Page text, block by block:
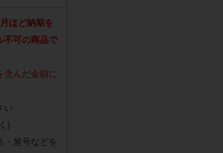
ほど納期を
不可の商品で
んだ金額に
い
)
・屋号などを